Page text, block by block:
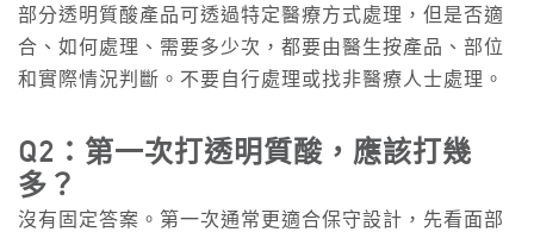
部分透明質酸產品可透過特定醫療方式處理，但是否適
合、如何處理、需要多少次，都要由醫生按產品、部位
和實際情況判斷。不要自行處理或找非醫療人士處理。
Q2：第一次打透明質酸，應該打幾
多？
沒有固定答案。第一次通常更適合保守設計，先看面部